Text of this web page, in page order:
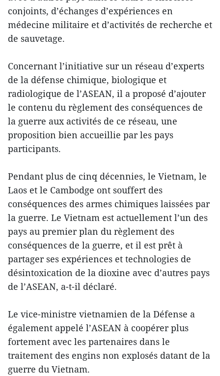
conjoints, d’échanges d’expériences en
médecine militaire et d’activités de recherche et
de sauvetage.
Concernant l’initiative sur un réseau d’experts
de la défense chimique, biologique et
radiologique de l’ASEAN, il a proposé d’ajouter
le contenu du règlement des conséquences de
la guerre aux activités de ce réseau, une
proposition bien accueillie par les pays
participants.
Pendant plus de cinq décennies, le Vietnam, le
Laos et le Cambodge ont souffert des
conséquences des armes chimiques laissées par
la guerre. Le Vietnam est actuellement l’un des
pays au premier plan du règlement des
conséquences de la guerre, et il est prêt à
partager ses expériences et technologies de
désintoxication de la dioxine avec d’autres pays
de l’ASEAN, a-t-il déclaré.
Le vice-ministre vietnamien de la Défense a
également appelé l’ASEAN à coopérer plus
fortement avec les partenaires dans le
traitement des engins non explosés datant de la
guerre du Vietnam.